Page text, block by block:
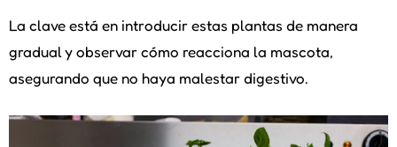
La clave está en introducir estas plantas de manera
gradual y observar cómo reacciona la mascota,
asegurando que no haya malestar digestivo.